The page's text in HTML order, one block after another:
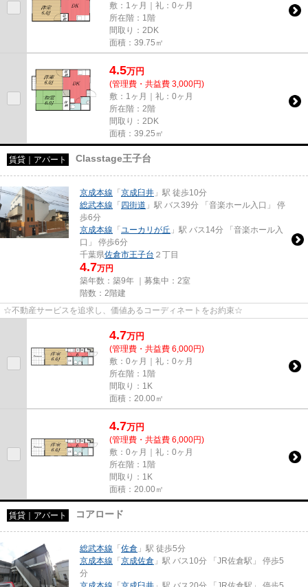
敷：1ヶ月｜礼：0ヶ月
所在階：1階
間取り：2DK
面積：39.75㎡
4.5万円
(管理費・共益費 3,000円)
敷：1ヶ月｜礼：0ヶ月
所在階：2階
間取り：2DK
面積：39.25㎡
賃貸｜アパート Classtage王子台
京成本線 「 京成臼井 」駅 徒歩10分
総武本線 「 四街道 」駅 バス39分 「音楽ホール入口」 停
歩6分
京成本線 「 ユーカリが丘 」駅 バス14分 「音楽ホール入
口」 停歩6分
千葉県佐倉市王子台 ２丁目
4.7万円
築年数：築9年 ｜募集中： 2室
階数：2階建
☆不動産サービスを追求し、価値あるコーディネートをお約束☆
4.7万円
(管理費・共益費 6,000円)
敷：0ヶ月｜礼：0ヶ月
所在階：1階
間取り：1K
面積：20.00㎡
4.7万円
(管理費・共益費 6,000円)
敷：0ヶ月｜礼：0ヶ月
所在階：1階
間取り：1K
面積：20.00㎡
賃貸｜アパート コアロード
総武本線 「 佐倉 」駅 徒歩5分
京成本線 「 京成佐倉 」駅 バス10分 「JR佐倉駅」 停歩5
分